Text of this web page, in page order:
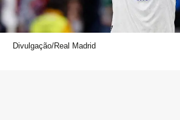
Divulgação/Real Madrid